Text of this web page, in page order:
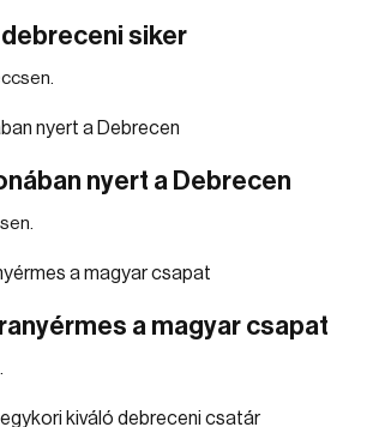
siker
nyert a Debrecen
a magyar csapat